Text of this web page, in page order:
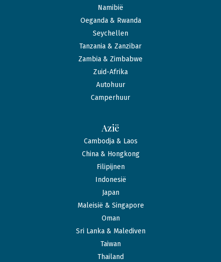
Namibië
Oeganda & Rwanda
Seychellen
Tanzania & Zanzibar
Zambia & Zimbabwe
Zuid-Afrika
Autohuur
Camperhuur
Azië
Cambodja & Laos
China & Hongkong
Filipijnen
Indonesië
Japan
Maleisië & Singapore
Oman
Sri Lanka & Malediven
Taiwan
Thailand